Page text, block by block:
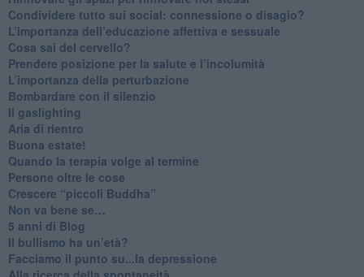
​Condividere tutto sui social: connessione o disagio?
​L’importanza dell’educazione affettiva e sessuale
​Cosa sai del cervello?
Prendere posizione per la salute e l’incolumità
L’importanza della perturbazione
​Bombardare con il silenzio
Il gaslighting
Aria di rientro
Buona estate!
​Quando la terapia volge al termine
​Persone oltre le cose
​Crescere “piccoli Buddha”
Non va bene se…
​5 anni di Blog
​Il bullismo ha un’età?
Facciamo il punto su...la depressione